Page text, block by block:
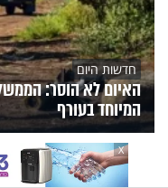
חדשות היום
האיום לא הוסר:
המיוחד בעורף
הנצפים X